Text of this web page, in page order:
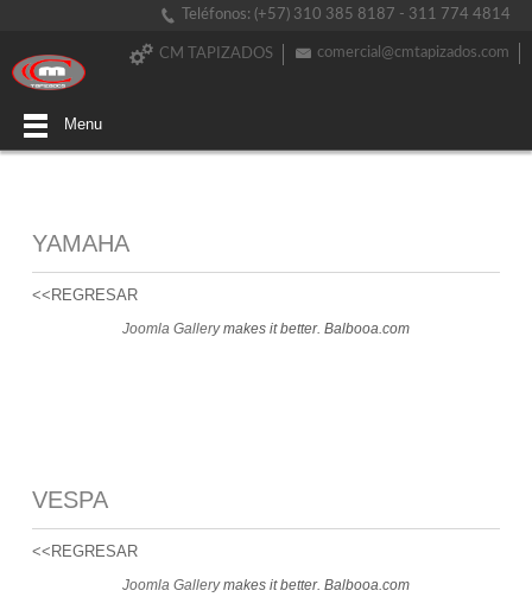
Teléfonos: (+57) 310 385 8187 - 311 774 4814
comercial@cmtapizados.com
CM TAPIZADOS
Menu
YAMAHA
<<REGRESAR
Joomla Gallerymakes it better. Balbooa.com
VESPA
<<REGRESAR
Joomla Gallerymakes it better. Balbooa.com